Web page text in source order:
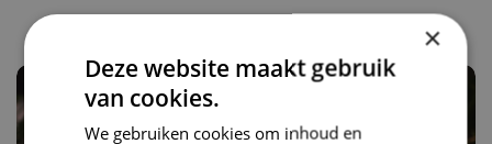
×
Deze website maakt gebruik
van cookies.
We gebruiken cookies om inhoud en